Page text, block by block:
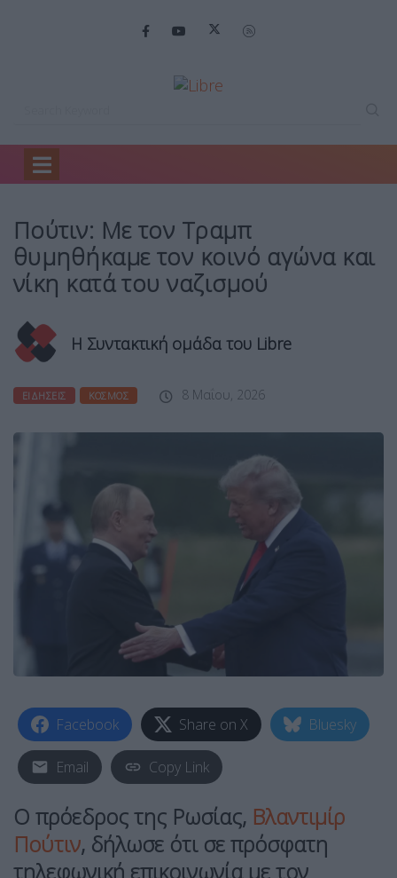
Home
Πούτιν: Με τον Τραμπ
θυμηθήκαμε τον κοινό αγώνα και
νίκη κατά του ναζισμού
Η Συντακτική ομάδα του Libre
ΕΙΔΉΣΕΙΣ ΚΌΣΜΟΣ 8 Μαΐου, 2026
Facebook Share on X Bluesky
Email Copy Link
Ο πρόεδρος της Ρωσίας, Βλαντιμίρ
Πούτιν, δήλωσε ότι σε πρόσφατη
τηλεφωνική επικοινωνία με τον